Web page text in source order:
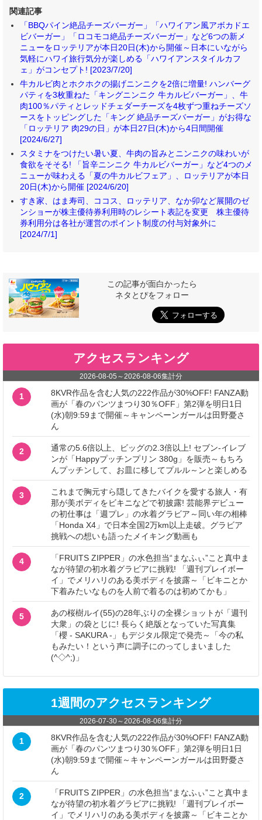
関連記事
「BBQパイン絶品チーズバーガー」「ハワイアン風アボカドエ
ビバーガー」「ロコモコ絶品チーズバーガー」など6つの新メ
ニューをロッテリアが本日20日(木)から開催～日本にいながら
気軽にハワイ旅行気分が楽しめる「ハワイアンスタイルカフ
ェ」がコンセプト! [2023/7/20]
牛カルビ肉とホクホクの揚げニンニクを2倍に増量! ハンバーグ
パティを3枚重ねた「キングニンニク 牛カルビバーガー」、牛
肉100％パティとレッドチェダーチーズを4枚ずつ重ねチーズソ
ースをトッピングした「キング 絶品チーズバーガー」がお得な
「ロッテリア 肉29の日」が本日27日(木)から4日間開催
[2024/6/27]
スタミナをつけたい暑い夏、牛肉の旨みとニンニクの味わいが
食欲をそそる! 「旨辛ニンニク 牛カルビバーガー」など4つのメ
ニューが味わえる「夏の牛カルビフェア」、ロッテリアが本日
20日(木)から開催 [2024/6/20]
すき家、はま寿司、ココス、ロッテリア、なか卯など展開のゼ
ンショーが株主優待券利用時のレシート表記を変更 株主優待
券利用分は各社が運営のポイント制度の付与対象外に
[2024/7/1]
この記事が面白かったら
ネタとぴをフォロー
アクセスランキング
2026-08-05 ～ 2026-08-06集計分
1
8KVR作品を含む人気の222作品が30%OFF! FANZA動
画が「春のパンツまつり30％OFF」第2弾を明日1日
(水)朝9:59まで開催～キャンペーンガールは田野憂さ
ん
2
通常の5.6倍以上、ビッグの2.3倍以上! セブン‐イレブ
ンが「Happyプッチンプリン 380g」を販売～もちろ
んプッチンして、お皿に移してプルル～ンと楽しめる
3
これまで胸元すら隠してきたバイクを愛する旅人・有
那が美ボディをビキニなどで初披露! 芸能界デビュー
の初仕事は「週プレ」の水着グラビア～同い年の相棒
「Honda X4」で日本全国2万km以上走破。グラビア
挑戦への想いも語ったメイキング動画も
4
「FRUITS ZIPPER」の水色担当“まなふぃ”こと真中ま
なが待望の初水着グラビアに挑戦! 「週刊プレイボー
イ」でメリハリのある美ボディを披露～「ビキニとか
下着みたいなものを人前で着るのは初めてかも」
5
あの桜樹ルイ(55)の28年ぶりの全裸ショットが「週刊
大衆」の袋とじに! 長らく絶版となっていた写真集
「櫻 - SAKURA -」もデジタル限定で発売～「今の私
もみたい！という声に調子にのってしまいました
(^◇^;)」
1週間のアクセスランキング
2026-07-30～ 2026-08-06集計分
1
8KVR作品を含む人気の222作品が30%OFF! FANZA動
画が「春のパンツまつり30％OFF」第2弾を明日1日
(水)朝9:59まで開催～キャンペーンガールは田野憂さ
ん
2
「FRUITS ZIPPER」の水色担当“まなふぃ”こと真中ま
なが待望の初水着グラビアに挑戦! 「週刊プレイボー
イ」でメリハリのある美ボディを披露～「ビキニとか